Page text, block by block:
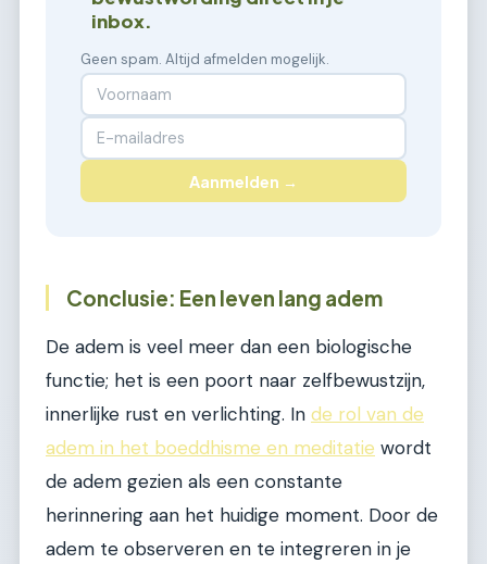
inbox.
Geen spam. Altijd afmelden mogelijk.
Aanmelden →
Conclusie: Een leven lang adem
De adem is veel meer dan een biologische
functie; het is een poort naar zelfbewustzijn,
innerlijke rust en verlichting. In de rol van de
adem in het boeddhisme en meditatie wordt
de adem gezien als een constante
herinnering aan het huidige moment. Door de
adem te observeren en te integreren in je